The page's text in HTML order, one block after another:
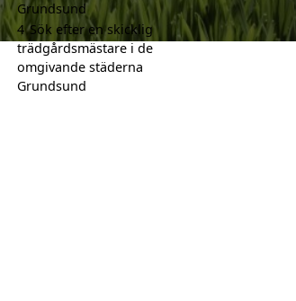
Grundsund
4 Sök efter en skicklig
trädgårdsmästare i de
omgivande städerna
Grundsund